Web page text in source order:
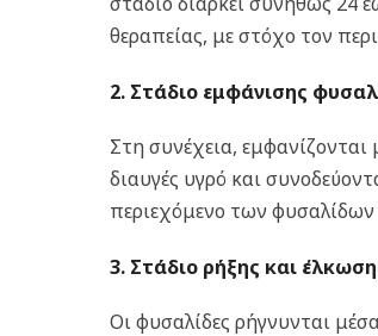
θεραπείας, με στόχο τον
2. Στάδιο εμφάνισης
Στη συνέχεια,
διαυγές υγρό και
περιεχόμενο των φυσαλίδων
3. Στάδιο ρήξης και
Οι φυσαλίδες ρήγνυνται